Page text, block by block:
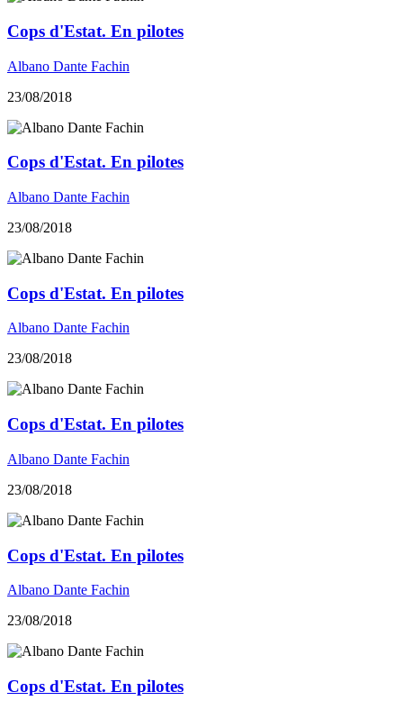
Cops d'Estat. En pilotes
Albano Dante Fachin
23/08/2018
Cops d'Estat. En pilotes
Albano Dante Fachin
23/08/2018
Cops d'Estat. En pilotes
Albano Dante Fachin
23/08/2018
Cops d'Estat. En pilotes
Albano Dante Fachin
23/08/2018
Cops d'Estat. En pilotes
Albano Dante Fachin
23/08/2018
Cops d'Estat. En pilotes